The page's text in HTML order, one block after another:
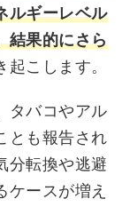
ルギーレベル
結果的にさら
起こします。
タバコやアル
とも報告され
分転換や逃避
ースが増え